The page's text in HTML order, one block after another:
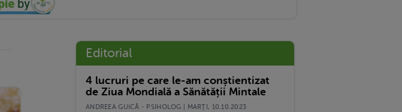
Editorial
4 lucruri pe care le-am conștientizat
de Ziua Mondială a Sănătății Mintale
ANDREEA GUICĂ - PSIHOLOG | MARŢI, 10.10.2023